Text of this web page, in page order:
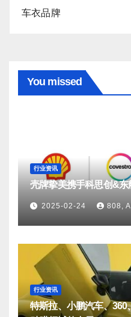
车衣品牌
You missed
行业资讯
壳牌挚美携手科思创&东
2025-02-24 808,
行业资讯
特斯拉、小鹏汽车、